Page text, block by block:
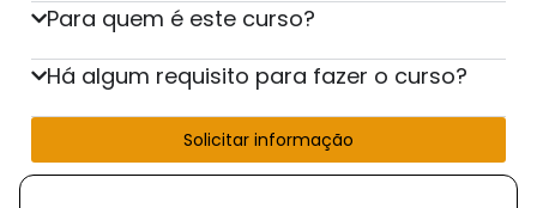
Para quem é este curso?
Há algum requisito para fazer o curso?
Solicitar informação